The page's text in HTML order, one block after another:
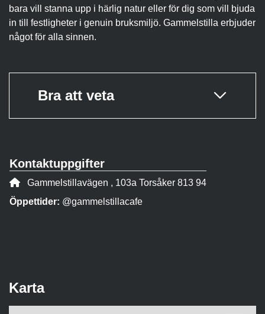
bara vill stanna upp i härlig natur eller för dig som vill bjuda
in till festligheter i genuin bruksmiljö. Gammelstilla erbjuder
något för alla sinnen.
Bra att veta
Kontaktuppgifter
Adress:
Gammelstillavägen , 103a Torsåker 813 94
Öppettider: @gammelstillacafe
Karta